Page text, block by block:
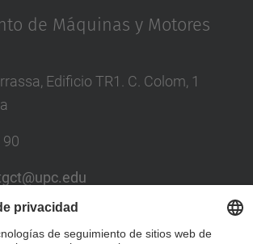
de Máquinas y Motores
Edificio TR1. C. Colom, 1
90